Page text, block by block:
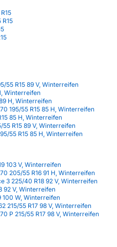
55 R15 89 V, Winterreifen
Winterreifen
H, Winterreifen
195/55 R15 85 H, Winterreifen
85 H, Winterreifen
R15 89 V, Winterreifen
55 R15 85 H, Winterreifen
103 V, Winterreifen
205/55 R16 91 H, Winterreifen
3 225/40 R18 92 V, Winterreifen
92 V, Winterreifen
100 W, Winterreifen
215/55 R17 98 V, Winterreifen
P 215/55 R17 98 V, Winterreifen